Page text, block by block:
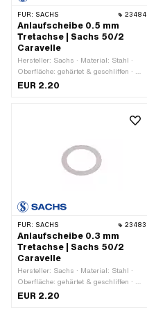
FÜR: SACHS 23484
Anlaufscheibe 0.5 mm
Tretachse | Sachs 50/2
Caravelle
Hersteller: Sachs · Material: Stahl ·
Oberfläche: gehärtet & geschliffen · Ø
innen: 18 mm · Ø aussen: 25 mm ·
EUR 2.20
FÜR: SACHS 23483
Anlaufscheibe 0.3 mm
Tretachse | Sachs 50/2
Caravelle
Hersteller: Sachs · Material: Stahl ·
Oberfläche: gehärtet & geschliffen · Ø
innen: 18 mm · Ø aussen: 25 mm ·
EUR 2.20